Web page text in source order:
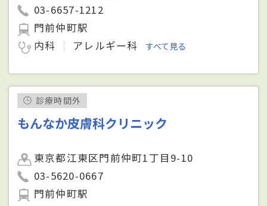
03-6657-1212
門前仲町駅
内科
アレルギー科 すべて見る
診療時間外
もんなか皮膚科クリニック
東京都江東区門前仲町1丁目9-10
03-5620-0667
門前仲町駅